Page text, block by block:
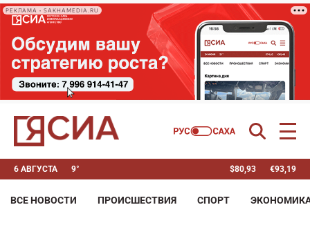
РЕКЛАМА • SAKHAMEDIA.RU
6 АВГУСТА 9° $80,93 €93,19
ВСЕ НОВОСТИ ПРОИСШЕСТВИЯ СПОРТ